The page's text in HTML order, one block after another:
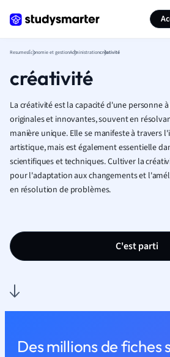
ResumesÉconomie et gestionAdministrationcréativité
créativité
La créativité est la capacité d'une personne
originales et innovantes, souvent en
manière unique. Elle se manifeste à travers
artistique, mais est également essentielle
scientifiques et techniques. Cultiver la
pour l'adaptation aux changements et
en résolution de problèmes.
C'est parti
Des millions de fiches